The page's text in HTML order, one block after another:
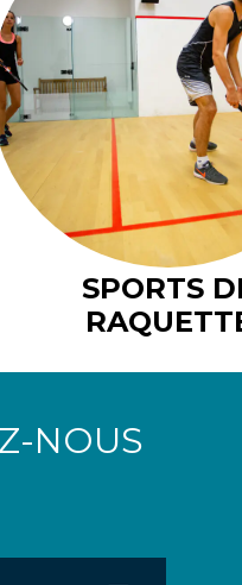
SPORTS
NOUS